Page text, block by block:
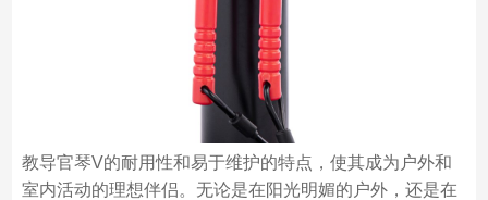
教导官琴V的耐用性和易于维护的特点，使其成为户外和
室内活动的理想伴侣。无论是在阳光明媚的户外，还是在